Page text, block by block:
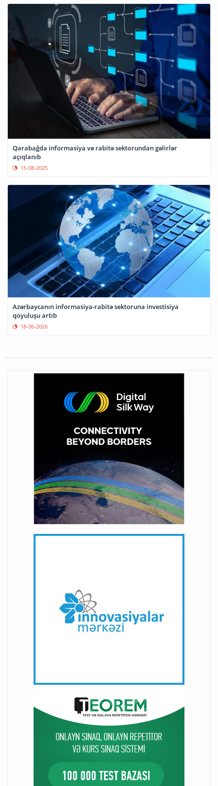
Qarabağda informasiya və rabitə sektorundan gəlirlər
açıqlanıb
15-08-2025
Azərbaycanın informasiya-rabitə sektoruna investisiya
qoyuluşu artıb
18-06-2026